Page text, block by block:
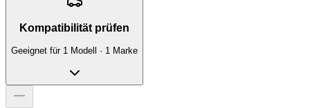
Kompatibilität prüfen
Geeignet für 1 Modell · 1 Marke